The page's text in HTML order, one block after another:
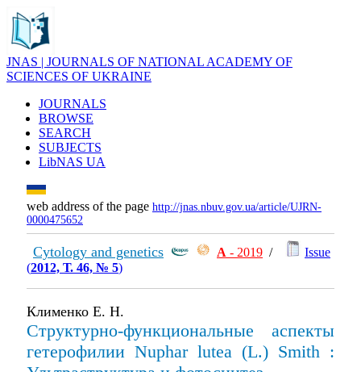
JNAS | JOURNALS OF NATIONAL ACADEMY OF
SCIENCES OF UKRAINE
JOURNALS
BROWSE
SEARCH
SUBJECTS
LibNAS UA
web address of the page http://jnas.nbuv.gov.ua/article/UJRN-
0000475652
Cytology and genetics А - 2019 /
Issue
(2012, Т. 46, № 5)
Клименко Е. Н.
Структурно-функциональные аспекты
гетерофилии Nuphar lutea (L.) Smith :